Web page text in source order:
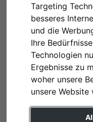
Targeting
besseres
und die
Ihre
Technologien
Ergebnisse zu
woher unsere
unsere
Zurück